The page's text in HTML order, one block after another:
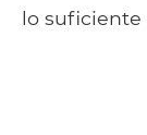
lo suficiente